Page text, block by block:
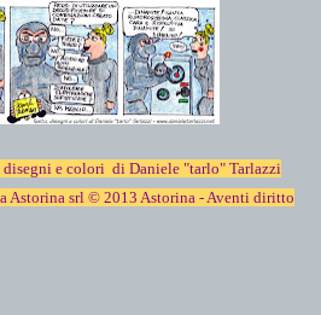
disegni e colori di Daniele "tarlo" Tarlazzi
Astorina srl © 2013 Astorina - Aventi diritto